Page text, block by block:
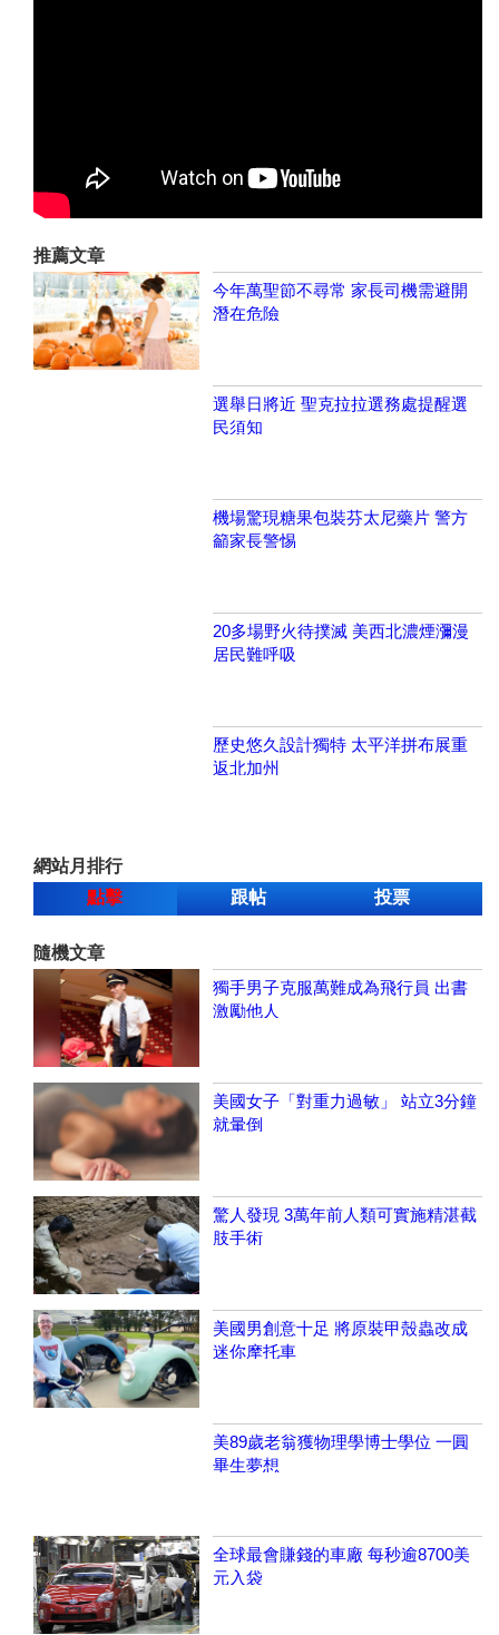
推薦文章
今年萬聖節不尋常 家長司機需避開
潛在危險
選舉日將近 聖克拉拉選務處提醒選
民須知
機場驚現糖果包裝芬太尼藥片 警方
籲家長警惕
20多場野火待撲滅 美西北濃煙瀰漫
居民難呼吸
歷史悠久設計獨特 太平洋拼布展重
返北加州
網站月排行
點擊
跟帖 投票
隨機文章
獨手男子克服萬難成為飛行員 出書
激勵他人
美國女子「對重力過敏」 站立3分鐘
就暈倒
驚人發現 3萬年前人類可實施精湛截
肢手術
美國男創意十足 將原裝甲殼蟲改成
迷你摩托車
美89歲老翁獲物理學博士學位 一圓
畢生夢想
全球最會賺錢的車廠 每秒逾8700美
元入袋